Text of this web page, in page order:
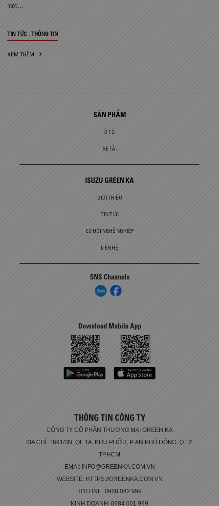
một…
TIN TỨC THÔNG TIN
XEM THÊM
SẢN PHẨM
Ô TÔ
XE TẢI
ISUZU GREEN KA
GIỚI THIỆU
TIN TỨC
CƠ HỘI NGHỀ NGHIỆP
LIÊN HỆ
SNS Channels
Download Mobile App
THÔNG TIN CÔNG TY
CÔNG TY CỔ PHẦN THƯƠNG MẠI GREEN KA
ĐỊA CHỈ: 1691/3N, QL 1A, KHU PHỐ 3, P. AN PHÚ ĐÔNG, Q.12,
TP.HCM
EMAI: INFO@GREENKA.COM.VN
WEBSITE: HTTPS://GREENKA.COM.VN
HOTLINE: 0988 042 999
KINH DOANH: 0984 001 999